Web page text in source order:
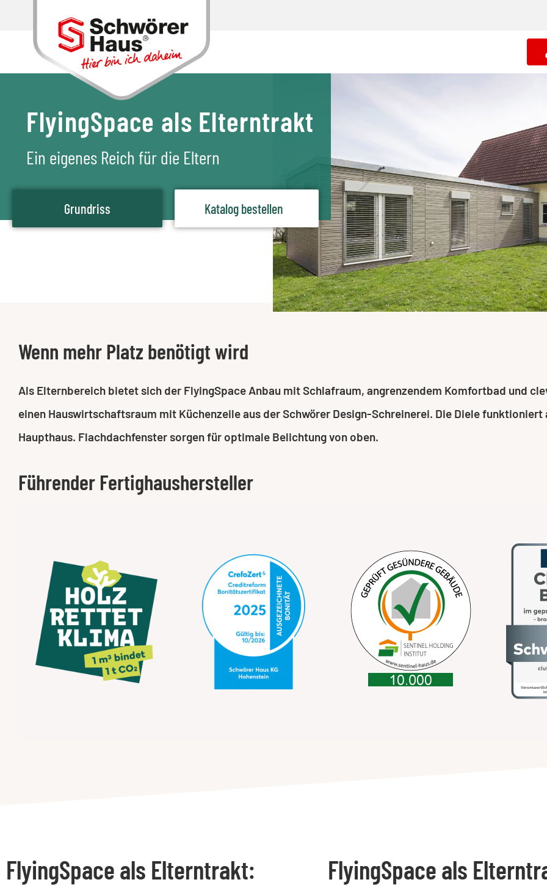
FlyingSpace als Elterntrakt
Ein eigenes Reich für die Eltern
Grundriss Katalog bestellen
Wenn mehr Platz benötigt wird
Als Elternbereich bietet sich der FlyingSpace Anbau mit Schlafraum, angrenzendem Komfortbad und
einen Hauswirtschaftsraum mit Küchenzeile aus der Schwörer Design-Schreinerei. Die Diele
Haupthaus. Flachdachfenster sorgen für optimale Belichtung von oben.
Führender Fertighaushersteller
FlyingSpace als Elterntrakt:
FlyingSpace als